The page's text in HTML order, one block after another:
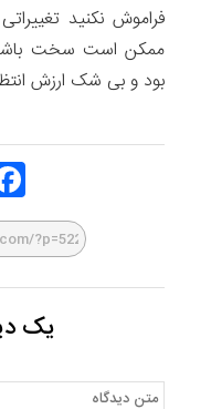
فراموش نکنید
ممکن است سخت باشد،
بود و بی شک ارزش
یک